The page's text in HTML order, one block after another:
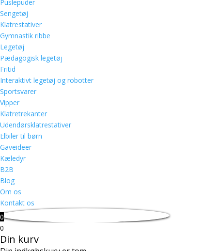
Puslepuder
Sengetøj
Klatrestativer
Gymnastik ribbe
Legetøj
Pædagogisk legetøj
Fritid
Interaktivt legetøj og robotter
Sportsvarer
Vipper
Klatretrekanter
Udendørsklatrestativer
Elbiler til børn
Gaveideer
Kæledyr
B2B
Blog
Om os
Kontakt os
0
0
Din kurv